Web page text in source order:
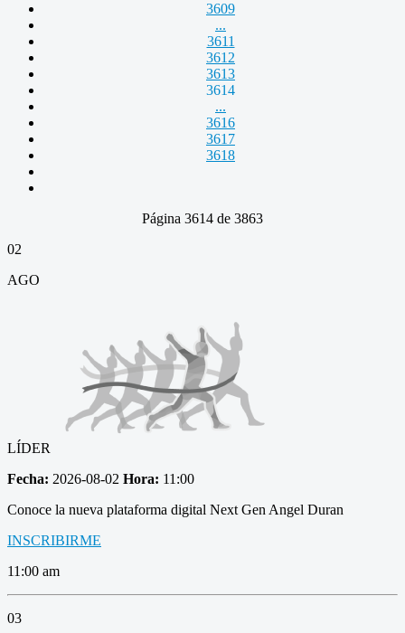
3609
...
3611
3612
3613
3614
...
3616
3617
3618
Página 3614 de 3863
02
AGO
LÍDER
Fecha: 2026-08-02 Hora: 11:00
Conoce la nueva plataforma digital Next Gen Angel Duran
INSCRIBIRME
11:00 am
03